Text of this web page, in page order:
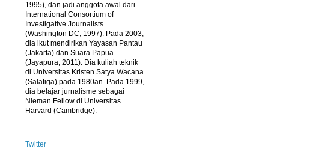
1995), dan jadi anggota awal dari
International Consortium of
Investigative Journalists
(Washington DC, 1997). Pada 2003,
dia ikut mendirikan Yayasan Pantau
(Jakarta) dan Suara Papua
(Jayapura, 2011). Dia kuliah teknik
di Universitas Kristen Satya Wacana
(Salatiga) pada 1980an. Pada 1999,
dia belajar jurnalisme sebagai
Nieman Fellow di Universitas
Harvard (Cambridge).
Twitter